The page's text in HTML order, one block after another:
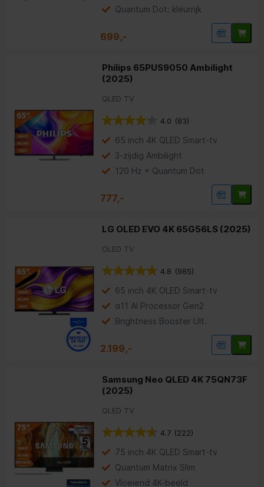
Quantum Dot: kleurrijk
699,-
Philips 65PUS9050 Ambilight
(2025)
QLED TV
4.0 (83)
65 inch 4K QLED Smart-tv
3-zijdig Ambilight
120 Hz + Quantum Dot
777,-
LG OLED EVO 4K 65G56LS (2025)
OLED TV
4.8 (985)
65 inch 4K OLED Smart-tv
α11 AI Processor Gen2
Brightness Booster Ult.
2.199,-
Samsung Neo QLED 4K 75QN73F
(2025)
QLED TV
4.7 (222)
75 inch 4K QLED Smart-tv
Quantum Matrix Slim
Vloeiend 4K-beeld